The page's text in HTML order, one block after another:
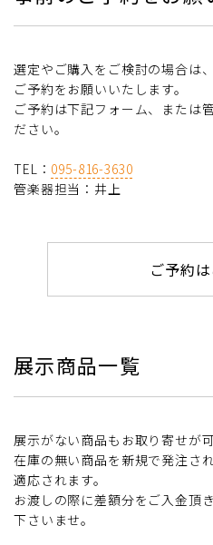
選定やご購入をご検討の場合は
ご予約をお願いいたします。
ご予約は下記フォーム、または
ださい。
TEL： 095-816-3630
管楽器担当：井上
ご予約
展示商品一覧
展示がない商品もお取り寄せが可
在庫の無い商品を新規で発注さ
適応されます。
お渡しの際に差額分をご入金頂
下さいませ。